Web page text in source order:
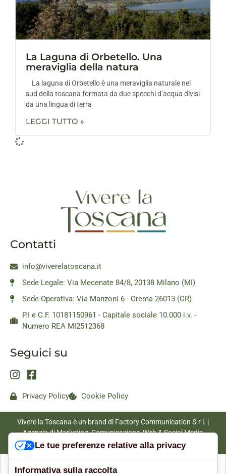
La Laguna di Orbetello. Una
meraviglia della natura
La laguna di Orbetello è una meraviglia naturale nel
sud della toscana formata da due specchi d’acqua divisi
da una lingua di terra
LEGGI TUTTO »
Contatti
info@viverelatoscana.it
Sede Legale: Via Mecenate 84/8, 20138 Milano (MI)
Sede Operativa: Via Manzoni 6 - Crema 26013 (CR)
P.I e C.F. 10181150961 - Capitale sociale 10.000 i.v. -
Numero REA MI2512368
Seguici su
Privacy Policy Cookie Policy
Vivere la Toscana è un brand di Factory Communication S.r.l. |
Agenzia di Marketing, Comunicazione, Web & Social Media
|www.factorycommunication.it
Le tue preferenze relative alla privacy
Informativa sulla raccolta